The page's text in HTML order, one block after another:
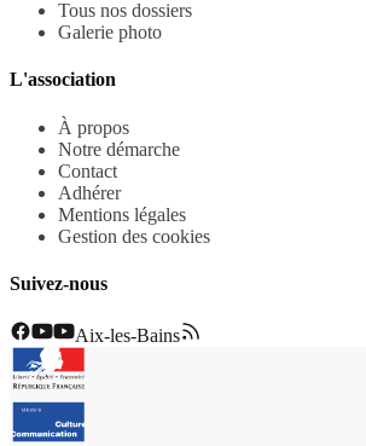
Tous nos dossiers
Galerie photo
L'association
À propos
Notre démarche
Contact
Adhérer
Mentions légales
Gestion des cookies
Suivez-nous
Aix-les-Bains